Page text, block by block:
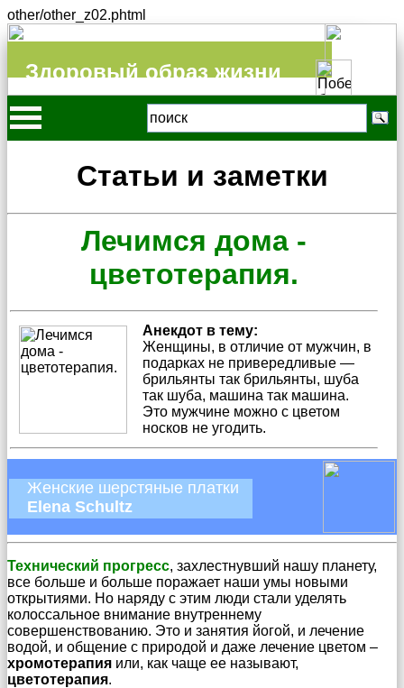
other/other_z02.phtml
Здоровый образ жизни
Статьи и заметки
Лечимся дома -
цветотерапия.
Анекдот в тему:
Женщины, в отличие от мужчин, в
подарках не привередливые —
брильянты так брильянты, шуба
так шуба, машина так машина.
Это мужчине можно с цветом
носков не угодить.
Женские шерстяные платки
Elena Schultz
Технический прогресс, захлестнувший нашу планету,
все больше и больше поражает наши умы новыми
открытиями. Но наряду с этим люди стали уделять
колоссальное внимание внутреннему
совершенствованию. Это и занятия йогой, и лечение
водой, и общение с природой и даже лечение цветом –
хромотерапия или, как чаще ее называют,
цветотерапия.